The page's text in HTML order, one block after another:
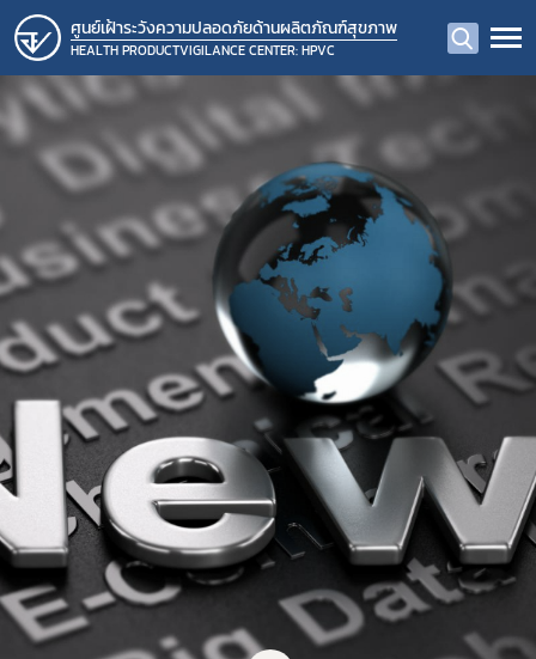
ศูนย์เฝ้าระวังความปลอดภัยด้านผลิตภัณฑ์สุขภาพ
HEALTH PRODUCTVIGILANCE CENTER: HPVC